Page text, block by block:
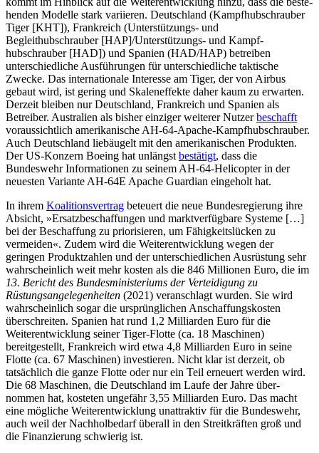
henden Modelle stark variieren. Deutsch­land (Kampfhubschrauber
Tiger [KHT]), Frankreich (Unterstützungs- und
Begleithubschrauber [HAP]/Unterstützungs- und Kampf­
hubschrauber [HAD]) und Spanien (HAD/HAP) betreiben
unterschiedliche Aus­führungen für unterschiedliche taktische
Zwecke. Das internationale Inter­esse am Tiger, der von Airbus
gebaut wird, ist gering und Skaleneffekte daher kaum zu erwarten.
Derzeit bleiben nur Deutschland, Frankreich und Spanien als
Betreiber. Australien als bis­her einziger weiterer Nutzerbeschafft
vor­aussichtlich amerikanische AH-64-Apache-Kampfhubschrauber.
Auch Deutschland lieb­äugelt mit den amerikanischen Produkten.
Der US-Konzern Boeing hat unlängst bestä­tigt, dass die
Bundeswehr Informationen zu seinem AH-64-Helicopter in der
neuesten Variante AH-64E Apache Guardian ein­geholt hat.
In ihrem Koalitionsvertrag beteuert die neue Bundesregierung ihre
Absicht, »Ersatz­beschaffungen und marktverfügbare Sys­te­me […]
bei der Be­schaffung zu priorisieren, um Fähigkeits­lücken zu
vermeiden«. Zu­dem wird die Weiterentwicklung wegen der
geringen Produktzahlen und der unterschiedlichen Ausrüstung sehr
wahrscheinlich weit mehr kosten als die 846 Millionen Euro, die im
13. Bericht des Bundesministeriums der Verteidi­gung zu
Rüstungsangelegenheiten (2021) ver­anschlagt wurden. Sie wird
wahr­scheinlich sogar die ursprünglichen Anschaf­fungskosten
überschreiten. Spanien hat rund 1,2 Milliarden Euro für die
Weiterentwicklung seiner Tiger-Flotte (ca. 18 Maschi­nen)
bereitgestellt, Frankreich wird etwa 4,8 Mil­liarden Euro in seine
Flotte (ca. 67 Maschinen) investieren. Nicht klar ist derzeit, ob
tatsächlich die ganze Flotte oder nur ein Teil erneuert werden wird.
Die 68 Maschinen, die Deutschland im Laufe der Jahre über­
nommen hat, kos­teten ungefähr 3,55 Mil­liar­den Euro. Das macht
eine mög­liche Weiterentwicklung unattraktiv für die Bundeswehr,
auch weil der Nachholbedarf überall in den Streit­kräften groß und
die Finanzierung schwie­rig ist.